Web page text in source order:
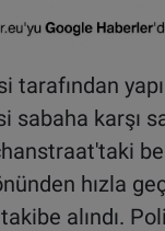
tarafından
sabaha karşı
hızla
alındı.